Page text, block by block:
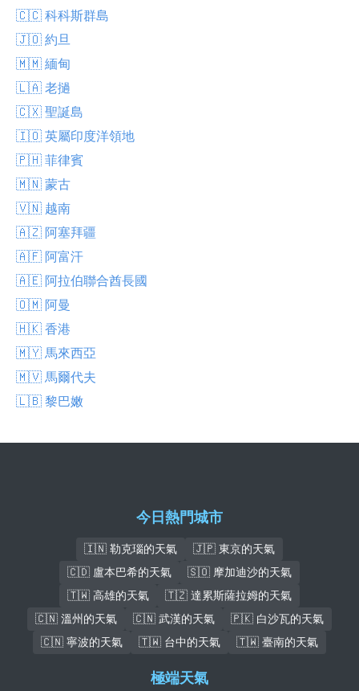
🇨🇨 科科斯群島
🇯🇴 約旦
🇲🇲 緬甸
🇱🇦 老撾
🇨🇽 聖誕島
🇮🇴 英屬印度洋領地
🇵🇭 菲律賓
🇲🇳 蒙古
🇻🇳 越南
🇦🇿 阿塞拜疆
🇦🇫 阿富汗
🇦🇪 阿拉伯聯合酋長國
🇴🇲 阿曼
🇭🇰 香港
🇲🇾 馬來西亞
🇲🇻 馬爾代夫
🇱🇧 黎巴嫩
今日熱門城市
🇮🇳 勒克瑙的天氣
🇯🇵 東京的天氣
🇨🇩 盧本巴希的天氣
🇸🇴 摩加迪沙的天氣
🇹🇼 高雄的天氣
🇹🇿 達累斯薩拉姆的天氣
🇨🇳 溫州的天氣
🇨🇳 武漢的天氣
🇵🇰 白沙瓦的天氣
🇨🇳 寧波的天氣
🇹🇼 台中的天氣 🇹🇼 臺南的天氣
極端天氣